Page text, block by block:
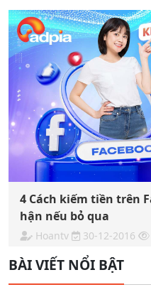
4 Cách kiếm tiền trên
hận nếu bỏ qua
Hoantv 30-12-2016
BÀI VIẾT NỔI BẬT